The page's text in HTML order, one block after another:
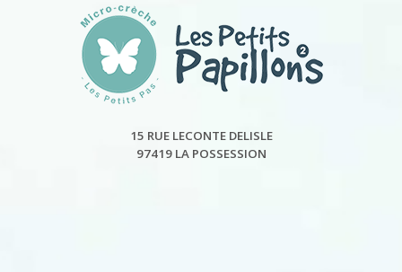
15 RUE LECONTE DELISLE
97419 LA POSSESSION